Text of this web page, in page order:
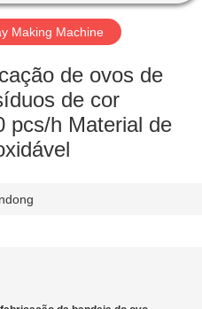
Making Machine
de ovos de
de cor
pcs/h Material de